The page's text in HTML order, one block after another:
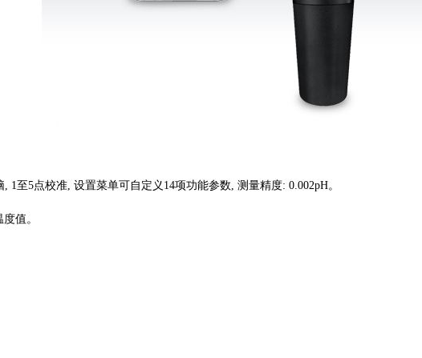
至5点校准, 设置菜单可自定义14项功能参数, 测量精度: 0.002pH。
值。